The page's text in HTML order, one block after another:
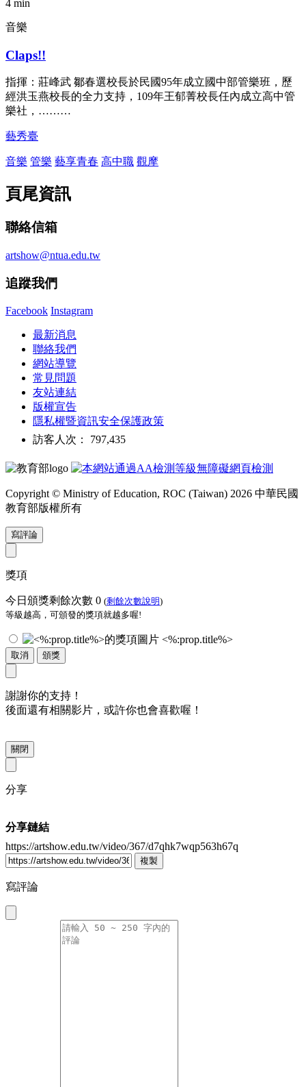
4 min
音樂
Claps!!
指揮：莊峰武 鄒春選校長於民國95年成立國中部管樂班，歷
經洪玉燕校長的全力支持，109年王郁菁校長任內成立高中管
樂社，………
藝秀臺
音樂 管樂 藝享青春 高中職 觀摩
頁尾資訊
聯絡信箱
artshow@ntua.edu.tw
追蹤我們
Facebook Instagram
最新消息
聯絡我們
網站導覽
常見問題
友站連結
版權宣告
隱私權暨資訊安全保護政策
訪客人次： 797,435
Copyright © Ministry of Education, ROC (Taiwan) 2026 中華民國
教育部版權所有
寫評論
獎項
今日頒獎剩餘次數 0 (剩餘次數說明)
等級越高，可頒發的獎項就越多喔!
<%:prop.title%>
取消 頒獎
謝謝你的支持！
後面還有相關影片，或許你也會喜歡喔！
關閉
分享
分享鏈結
https://artshow.edu.tw/video/367/d7qhk7wqp563h67q
複製
寫評論